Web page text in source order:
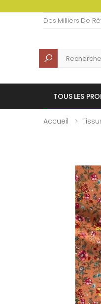
Des Milliers De
Recherche
TOUS LES
Accueil